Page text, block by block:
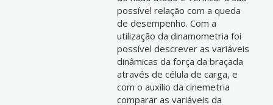
possível relação com a queda
de desempenho. Com a
utilização da dinamometria foi
possível descrever as variáveis
dinâmicas da força da braçada
através de célula de carga, e
com o auxílio da cinemetria
comparar as variáveis da